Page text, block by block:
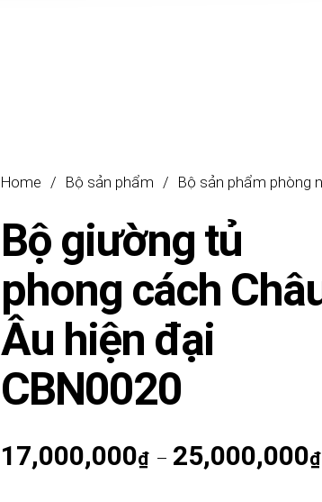
Home / Bộ sản phẩm / Bộ sản phẩm phòng
Bộ giường tủ
phong cách
Âu hiện đại
CBN0020
17,000,000₫ – 25,000,000₫